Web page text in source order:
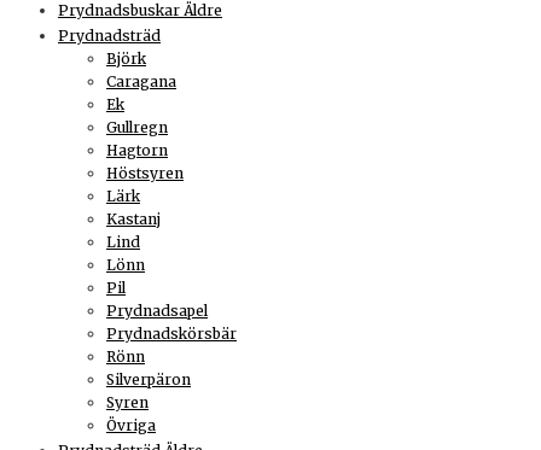
Prydnadsbuskar Äldre
Prydnadsträd
Björk
Caragana
Ek
Gullregn
Hagtorn
Höstsyren
Lärk
Kastanj
Lind
Lönn
Pil
Prydnadsapel
Prydnadskörsbär
Rönn
Silverpäron
Syren
Övriga